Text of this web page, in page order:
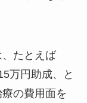
たとえば
万円助成、と
の費用面を